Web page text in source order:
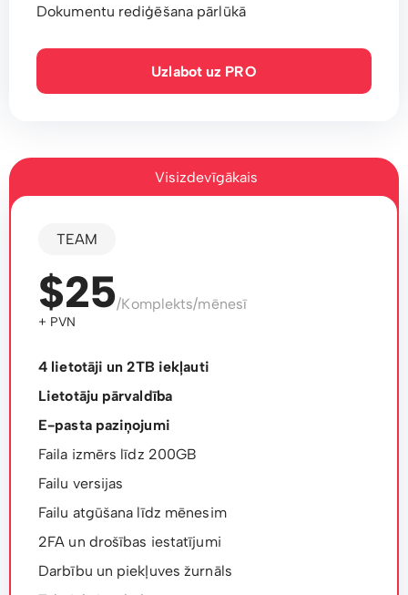
Dokumentu rediģēšana pārlūkā
Uzlabot uz PRO
Visizdevīgākais
TEAM
$25/Komplekts/mēnesī
+ PVN
4 lietotāji un 2TB iekļauti
Lietotāju pārvaldība
E-pasta paziņojumi
Faila izmērs līdz 200GB
Failu versijas
Failu atgūšana līdz mēnesim
2FA un drošības iestatījumi
Darbību un piekļuves žurnāls